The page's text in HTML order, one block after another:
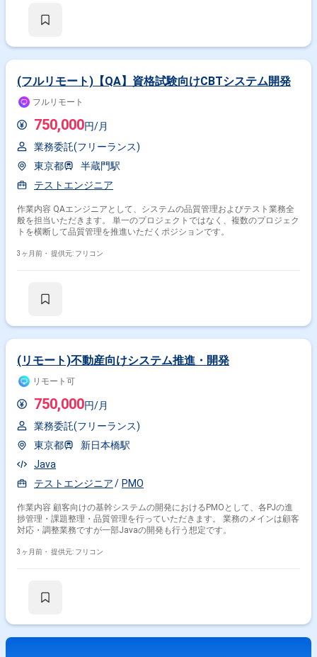
(フルリモート)【QA】資格試験向けCBTシステム開発
フルリモート
750,000円/月
業務委託(フリーランス)
東京都
半蔵門駅
テストエンジニア
作業内容 QAエンジニアとして、システムの品質管理およびテスト業務全
般を担当いただきます。 単一のプロジェクトではなく、複数のプロジェク
トを横断して品質管理を推進いただくポジションです。
3ヶ月前・ 提供元: フリコン
(リモート)不動産向けシステム推進・開発
リモート可
750,000円/月
業務委託(フリーランス)
東京都
新日本橋駅
Java
テストエンジニア
PMO
作業内容 顧客向けの基幹システムの開発におけるPMOとして、各PJの進
捗管理・課題整理・品質管理を行っていただきます。 業務のメインは顧客
対応・調整業務ですが一部Javaの開発も行う想定です。
3ヶ月前・ 提供元: フリコン